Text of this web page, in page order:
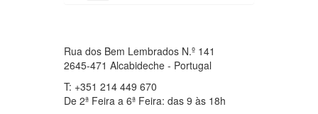
Rua dos Bem Lembrados N.º 141
2645-471 Alcabideche - Portugal
T: +351 214 449 670
De 2ª Feira a 6ª Feira: das 9 às 18h